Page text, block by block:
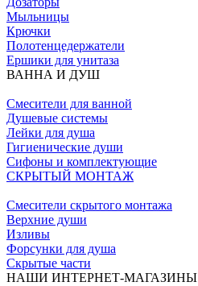
Мыльницы
Крючки
Полотенцедержатели
Ершики для унитаза
ВАННА И ДУШ
Смесители для ванной
Душевые системы
Лейки для душа
Гигиенические души
Сифоны и комплектующие
СКРЫТЫЙ МОНТАЖ
Смесители скрытого монтажа
Верхние души
Изливы
Форсунки для душа
Скрытые части
НАШИ ИНТЕРНЕТ-МАГАЗИНЫ